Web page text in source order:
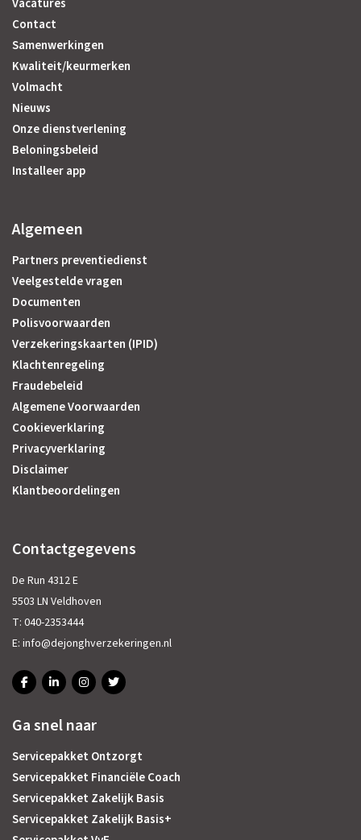
Vacatures
Contact
Samenwerkingen
Kwaliteit/keurmerken
Volmacht
Nieuws
Onze dienstverlening
Beloningsbeleid
Installeer app
Algemeen
Partners preventiedienst
Veelgestelde vragen
Documenten
Polisvoorwaarden
Verzekeringskaarten (IPID)
Klachtenregeling
Fraudebeleid
Algemene Voorwaarden
Cookieverklaring
Privacyverklaring
Disclaimer
Klantbeoordelingen
Contactgegevens
De Run 4312 E
5503 LN Veldhoven
T: 040-2353444
E: info@dejonghverzekeringen.nl
Ga snel naar
Servicepakket Ontzorgt
Servicepakket Financiële Coach
Servicepakket Zakelijk Basis
Servicepakket Zakelijk Basis+